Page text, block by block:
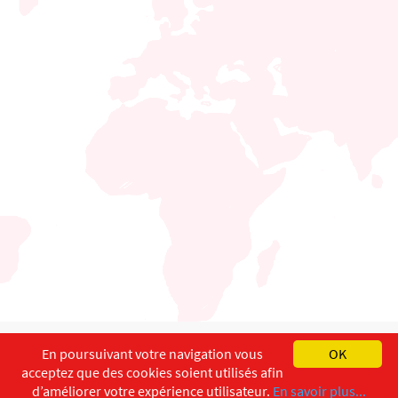
English Français
Copyright ©ISEC-AdW Aspects légaux
OK
En poursuivant votre navigation vous
acceptez que des cookies soient utilisés afin
d’améliorer votre expérience utilisateur. En savoir plus...